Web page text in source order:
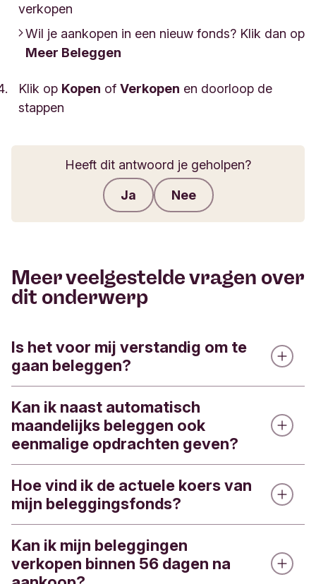
verkopen
Wil je aankopen in een nieuw fonds? Klik dan op
Meer Beleggen
Klik op Kopen of Verkopen en doorloop de
stappen
Heeft dit antwoord je geholpen?
Ja Nee
Meer veelgestelde vragen over
dit onderwerp
Is het voor mij verstandig om te
gaan beleggen?
Dit hangt af van je persoonlijke situatie. Voordat je
gaat beleggen, is het verstandig dat je:
goed op de hoogte bent van de risico’s
je realiseert dat de inleg minder waard kan
worden
het geld minstens vijf jaar niet nodig denkt te
hebben
je goed oriënteert op de verschillende
Kan ik naast automatisch
maandelijks beleggen ook
eenmalige opdrachten geven?
Ja, als je automatisch maandelijks belegt, kun je
ook een eenmalige opdracht geven. Dit doe je via
Internet Bankieren:
Log in
SelecteerBeleggen > Kies een fonds
Hoe vind ik de actuele koers van
mijn beleggingsfonds?
Hiervind je een overzicht van de koersen. Klik
hiervoor op Kosten en rendementen.
Kan ik mijn beleggingen
verkopen binnen 56 dagen na